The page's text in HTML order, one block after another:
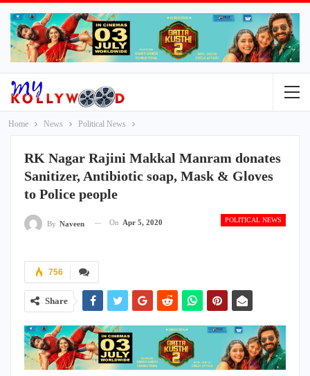
Home News Political News
RK Nagar Rajini Makkal Manram donates
Sanitizer, Antibiotic soap, Mask & Gloves
to Police people
POLITICAL NEWS
By Naveen On Apr 5, 2020
756
Share